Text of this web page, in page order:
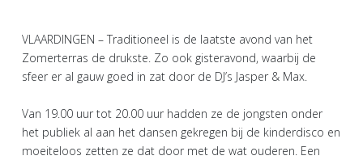
VLAARDINGEN – Traditioneel is de laatste avond van het
Zomerterras de drukste. Zo ook gisteravond, waarbij de
sfeer er al gauw goed in zat door de DJ’s Jasper & Max.
Van 19.00 uur tot 20.00 uur hadden ze de jongsten onder
het publiek al aan het dansen gekregen bij de kinderdisco en
moeiteloos zetten ze dat door met de wat ouderen. Een